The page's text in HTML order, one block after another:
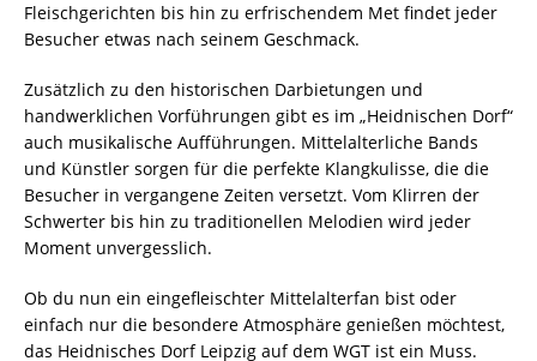
Fleischgerichten bis hin zu erfrischendem Met findet jeder
Besucher etwas nach seinem Geschmack.
Zusätzlich zu den historischen Darbietungen und
handwerklichen Vorführungen gibt es im „Heidnischen Dorf“
auch musikalische Aufführungen. Mittelalterliche Bands
und Künstler sorgen für die perfekte Klangkulisse, die die
Besucher in vergangene Zeiten versetzt. Vom Klirren der
Schwerter bis hin zu traditionellen Melodien wird jeder
Moment unvergesslich.
Ob du nun ein eingefleischter Mittelalterfan bist oder
einfach nur die besondere Atmosphäre genießen möchtest,
das Heidnisches Dorf Leipzig auf dem WGT ist ein Muss.